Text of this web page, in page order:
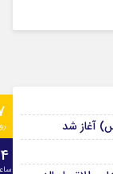
آغاز شد